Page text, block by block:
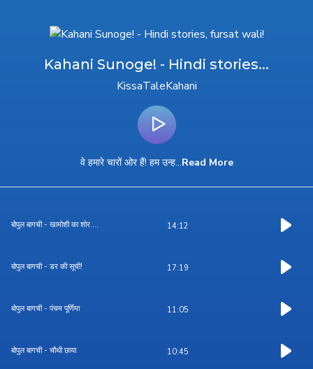
Kahani Sunoge! - Hindi stories...
KissaTaleKahani
वे हमारे चारों ओर हैं! हम उन्ह...Read More
बोपुल बागची - खामोशी का शोर.... 14:12
बोपुल बागची - डर की सूची! 17:19
बोपुल बागची - पंचम पूर्णिमा 11:05
बोपुल बागची - चौथी छाया 10:45